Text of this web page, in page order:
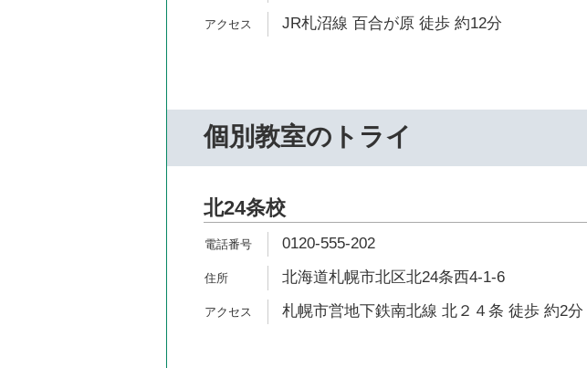
JR札沼線 百合が原 徒歩 約12分
個別教室のトライ
北24条校
0120-555-202
北海道札幌市北区北24条西4-1-6
札幌市営地下鉄南北線 北２４条 徒歩 約2分